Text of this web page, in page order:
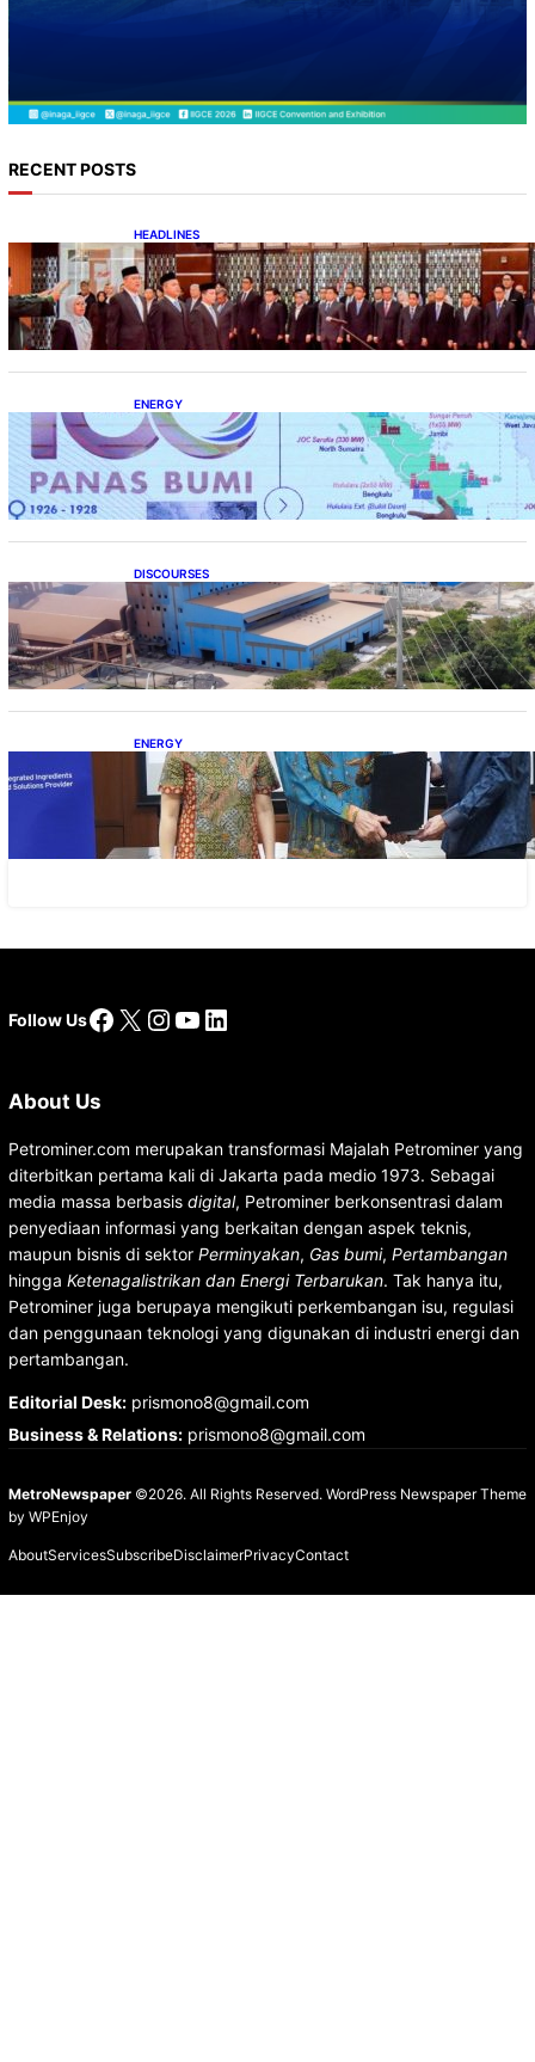
RECENT POSTS
HEADLINES
Lana Saria Dilantik Sebagai Kepala Badan
Geologi
ENERGY
Momentum 100 Tahun Panas Bumi untuk
Akselerasi Pertumbuhan
DISCOURSES
Manfaat Hilirisasi Belum Merata, Pemerintah
Perlu Kaji Ulang Skema DBH
ENERGY
Dukung Operasional, Lautan Luas Perkuat
Implementasi Solusi Energi Terbarukan
Follow UsFacebook
X Instagram
YouTube
LinkedIn
About Us
Petrominer.com merupakan transformasi Majalah Petrominer yang
diterbitkan pertama kali di Jakarta pada medio 1973. Sebagai
media massa berbasis digital, Petrominer berkonsentrasi dalam
penyediaan informasi yang berkaitan dengan aspek teknis,
maupun bisnis di sektor Perminyakan, Gas bumi, Pertambangan
hingga Ketenagalistrikan dan Energi Terbarukan. Tak hanya itu,
Petrominer juga berupaya mengikuti perkembangan isu, regulasi
dan penggunaan teknologi yang digunakan di industri energi dan
pertambangan.
Editorial Desk:prismono8@gmail.com
Business & Relations:prismono8@gmail.com
MetroNewspaper©2026. All Rights Reserved. WordPress Newspaper Theme
by WPEnjoy
AboutServicesSubscribeDisclaimerPrivacyContact